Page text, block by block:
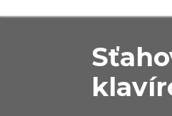
DOPRAVA - DOPRAVNÉ
SKLADOVANIE